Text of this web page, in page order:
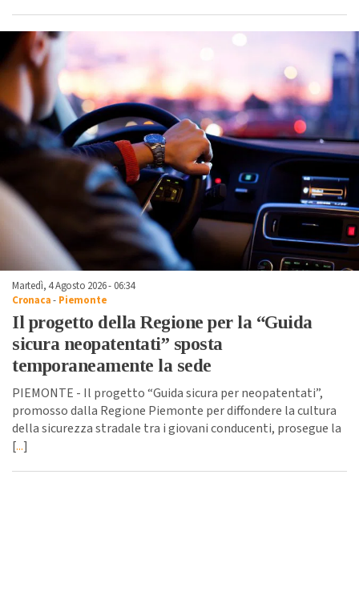
Martedì, 4 Agosto 2026 - 06:34
Cronaca- Piemonte
Il progetto della Regione per la “Guida
sicura neopatentati” sposta
temporaneamente la sede
PIEMONTE - Il progetto “Guida sicura per neopatentati”,
promosso dalla Regione Piemonte per diffondere la cultura
della sicurezza stradale tra i giovani conducenti, prosegue la
[...]